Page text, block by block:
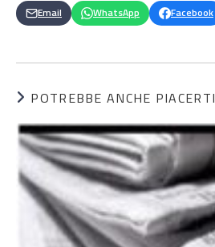
Email WhatsApp Facebook
POTREBBE ANCHE PIACERTI